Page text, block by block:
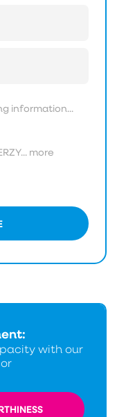
information...
more
with our